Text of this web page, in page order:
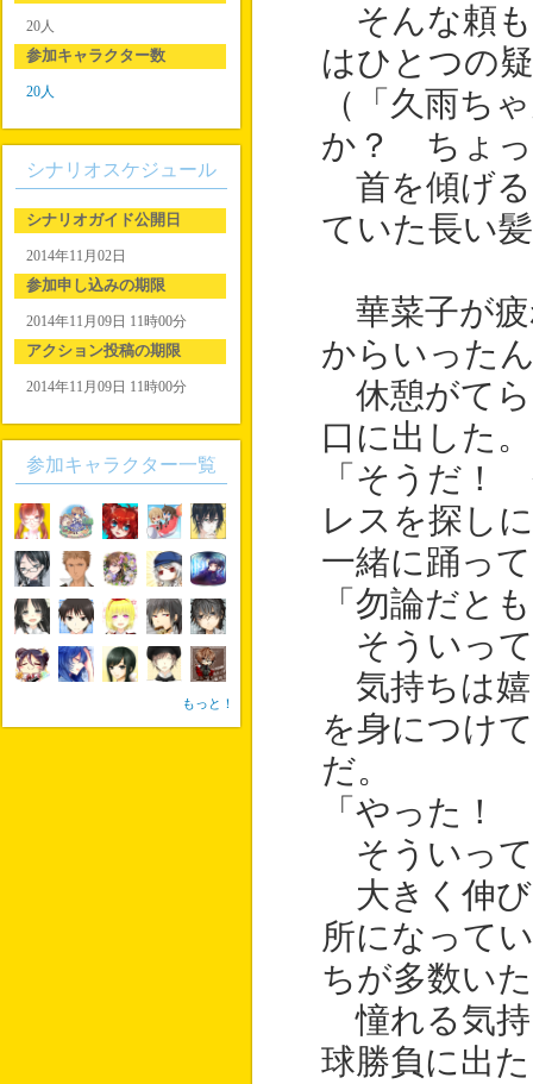
そんな頼も
はひとつの
（「久雨ち
か？ ちょっ
首を傾げる
ていた長い
華菜子が疲
からいった
休憩がてら
口に出した。
「そうだ！
レスを探し
一緒に踊っ
「勿論だと
そういって
気持ちは嬉
を身につけ
だ。
「やった
そういって
大きく伸び
所になって
ちが多数い
憧れる気持
球勝負に出
20人
参加キャラクター数
20人
シナリオスケジュール
シナリオガイド公開日
2014年11月02日
参加申し込みの期限
2014年11月09日 11時00分
アクション投稿の期限
2014年11月09日 11時00分
参加キャラクター一覧
もっと！